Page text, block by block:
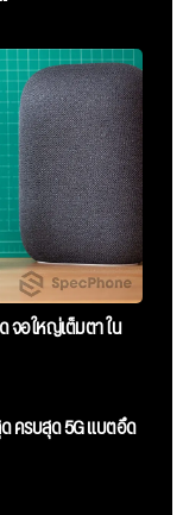
จอใหญ่เต็มตา ใน
ครบสุด 5G แบตอึด